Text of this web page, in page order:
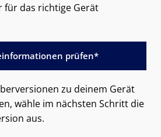
für das richtige Gerät
prüfen*
zu deinem Gerät
wähle im nächsten Schritt die
aus.